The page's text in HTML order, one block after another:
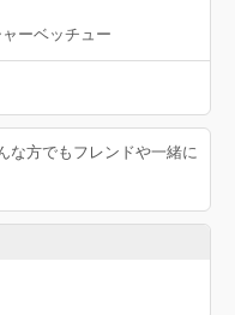
ーベッチュー
な方でもフレンドや一緒に